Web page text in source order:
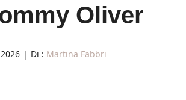
Oliver
| Di : Martina Fabbri